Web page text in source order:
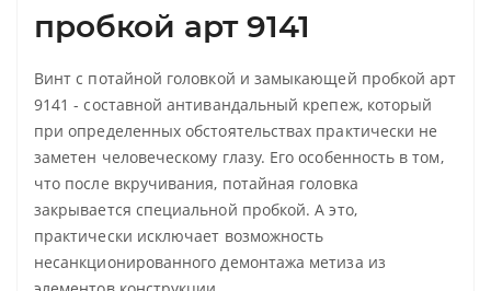
пробкой арт 9141
Винт с потайной головкой и замыкающей пробкой арт
9141 - составной антивандальный крепеж, который
при определенных обстоятельствах практически не
заметен человеческому глазу. Его особенность в том,
что после вкручивания, потайная головка
закрывается специальной пробкой. А это,
практически исключает возможность
несанкционированного демонтажа метиза из